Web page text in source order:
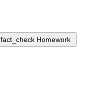
fact_check Homework